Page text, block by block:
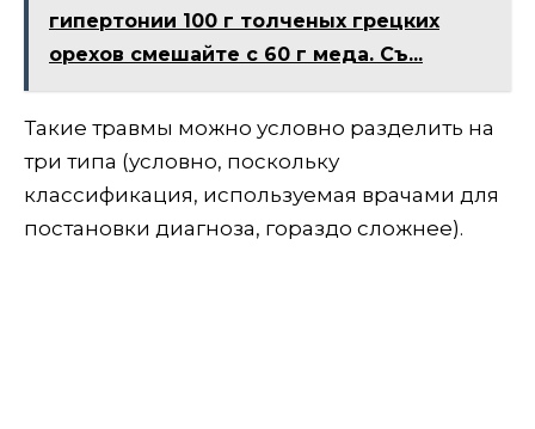
гипертонии 100 г толченых грецких
орехов смешайте с 60 г меда. Съ...
Такие травмы можно условно разделить на
три типа (условно, поскольку
классификация, используемая врачами для
постановки диагноза, гораздо сложнее).